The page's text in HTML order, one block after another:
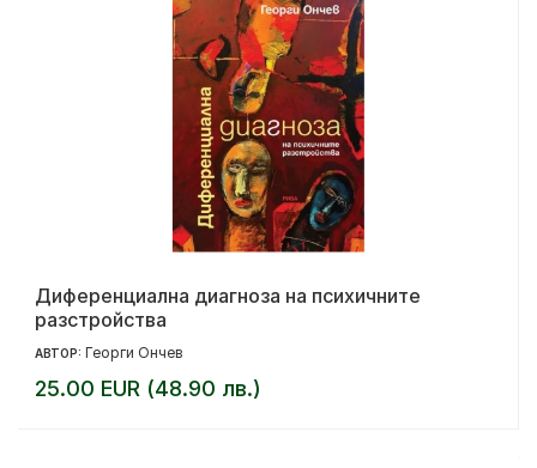
Диференциална диагноза на психичните
разстройства
АВТОР: Георги Ончев
25.00 EUR (48.90 лв.)